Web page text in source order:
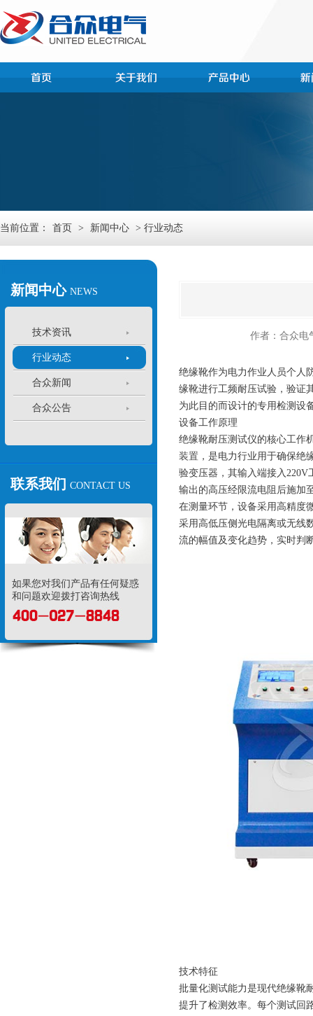
当前位置： 首页 > 新闻中心 > 行业动态
新闻中心 NEWS
技术资讯
行业动态
合众新闻
合众公告
联系我们 CONTACT US
如果您对我们产品有任何疑惑
和问题欢迎拨打咨询热线
作者：合众电
绝缘靴作为电力作业人员个人
缘靴进行工频耐压试验，验证
为此目的而设计的专用检测设
设备工作原理
绝缘靴耐压测试仪的核心工作
装置 ，是电力行业用于确保
验变压器，其输入端接入
输出的高压经限流电阻后施加
在测量环节，设备采用高精度
采用高低压侧光电隔离或无线
流的幅值及变化趋势，实时判
技术特征
批量化测试能力是现代绝缘靴
提升了检测效率。每个测试回